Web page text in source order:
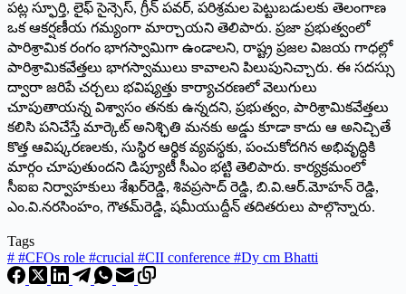
పట్ల స్ఫూర్తి, లైఫ్‌ సైన్సెస్‌, గ్రీన్‌ పవర్‌, పరిశ్రమల పెట్టుబడులకు తెలంగాణ
ఒక ఆకర్షణీయ గమ్యంగా మార్చాయని తెలిపారు. ప్రజా ప్రభుత్వంలో
పారిశ్రామిక రంగం భాగస్వామిగా ఉండాలని, రాష్ట్ర ప్రజల విజయ గాధల్లో
పారిశ్రామికవేత్తలు భాగస్వాములు కావాలని పిలుపునిచ్చారు. ఈ సదస్సు
ద్వారా జరిపే చర్చలు భవిష్యత్తు కార్యాచరణలో వెలుగులు
చూపుతాయన్న విశ్వాసం తనకు ఉన్నదని, ప్రభుత్వం, పారిశ్రామికవేత్తలు
కలిసి పనిచేస్తే మార్కెట్‌ అనిశ్ఛితి మనకు అడ్డు కూడా కాదు ఆ అనిచ్చితే
కొత్త ఆవిష్కరణలకు, సుస్థిర ఆర్థిక వ్యవస్థకు, పంచుకోదగిన అభివృద్ధికి
మార్గం చూపుతుందని డిప్యూటీ సీఎం భట్టి తెలిపారు. కార్యక్రమంలో
సీఐఐ నిర్వాహకులు శేఖర్‌రెడ్డి, శివప్రసాద్‌ రెడ్డి, బి.వి.ఆర్‌.మోహన్‌ రెడ్డి,
ఎం.వి.నరసింహం, గౌతమ్‌రెడ్డి, షమీయుద్దీన్‌ తదితరులు పాల్గొన్నారు.
Tags
# #CFOs role #crucial #CII conference #Dy cm Bhatti